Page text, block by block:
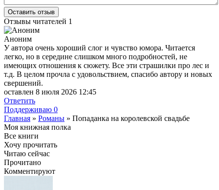
Оставить отзыв
Отзывы читателей 1
Аноним
У автора очень хороший слог и чувство юмора. Читается
легко, но в середине слишком много подробностей, не
имеющих отношения к сюжету. Все эти страшилки про лес и
т.д. В целом прочла с удовольствием, спасибо автору и новых
свершений.
оставлен 8 июля 2026 12:45
Ответить
Поддерживаю 0
Главная » Романы » Попаданка на королевской свадьбе
Моя книжная полка
Все книги
Хочу прочитать
Читаю сейчас
Прочитано
Комментируют